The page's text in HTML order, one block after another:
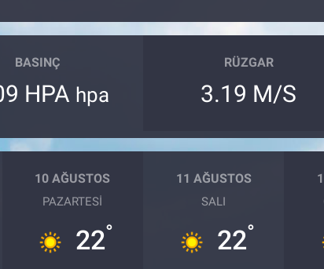
BASINÇ
HPA hpa
RÜZGAR
3.19 M/S
10 AĞUSTOS
PAZARTESI
22°
11 AĞUSTOS
SALI
22°